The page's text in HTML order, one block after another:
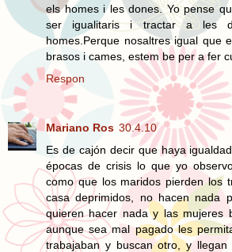
els homes i les dones. Yo pense
ser igualitaris i tractar a les
homes.Perque nosaltres igual que
brasos i cames, estem be per a fer
Respon
Mariano Ros 30.4.10
Es de cajón decir que haya
épocas de crisis lo que yo
como que los maridos pierden los
casa deprimidos, no hacen nada
quieren hacer nada y las mujeres
aunque sea mal pagado les
trabajaban y buscan otro, y